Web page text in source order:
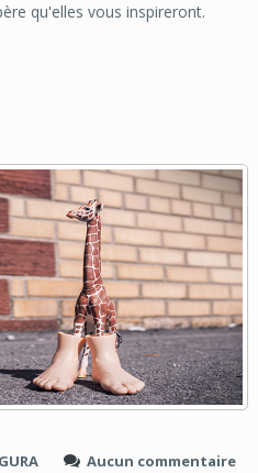
qu'elles vous inspireront.
Aucun commentaire